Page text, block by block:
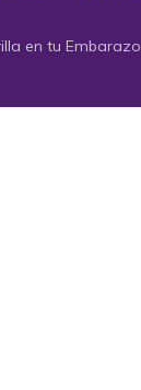
en tu Embarazo